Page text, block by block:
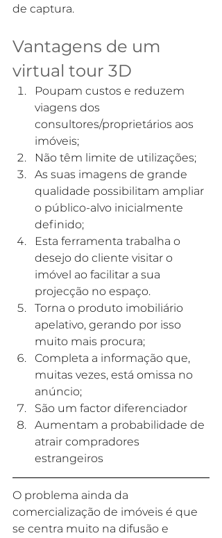
de captura.
Vantagens de um
virtual tour 3D
Poupam custos e reduzem
viagens dos
consultores/proprietários aos
imóveis;
Não têm limite de utilizações;
As suas imagens de grande
qualidade possibilitam ampliar
o público-alvo inicialmente
definido;
Esta ferramenta trabalha o
desejo do cliente visitar o
imóvel ao facilitar a sua
projecção no espaço.
Torna o produto imobiliário
apelativo, gerando por isso
muito mais procura;
Completa a informação que,
muitas vezes, está omissa no
anúncio;
São um factor diferenciador
Aumentam a probabilidade de
atrair compradores
estrangeiros
O problema ainda da
comercialização de imóveis é que
se centra muito na difusão e